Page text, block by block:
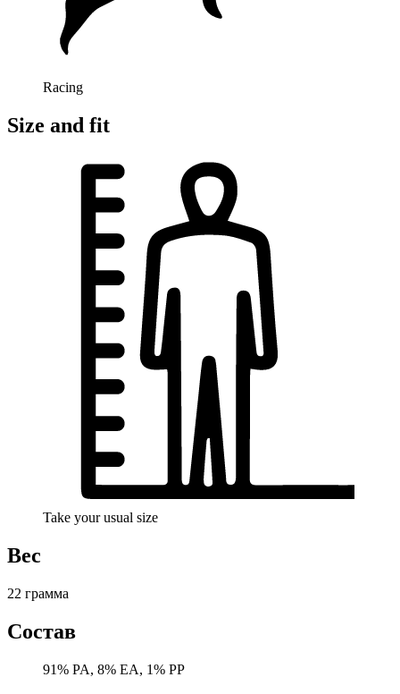
Racing
Size and fit
Take your usual size
Вес
22 грамма
Состав
91% PA, 8% EA, 1% PP